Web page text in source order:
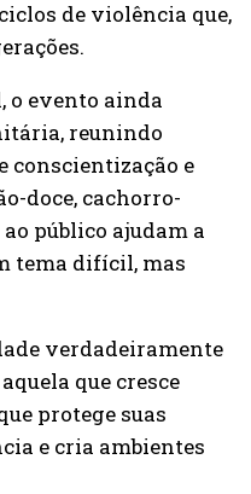
de violência que,
o evento ainda
reunindo
conscientização e
doce, cachorro-
público ajudam a
tema difícil, mas
verdadeiramente
que cresce
protege suas
e cria ambientes